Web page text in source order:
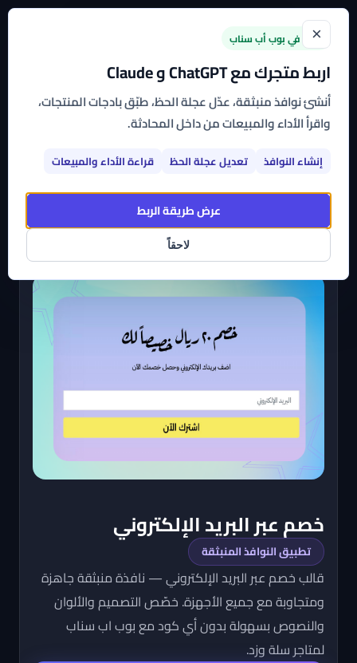
×
جديد في بوب أب سناب
اربط متجرك مع ChatGPT و Claude
أنشئ نوافذ منبثقة، عدّل عجلة الحظ، طبّق بادجات المنتجات،
واقرأ الأداء والمبيعات من داخل المحادثة.
إنشاء النوافذ تعديل عجلة الحظ قراءة الأداء والمبيعات
عرض طريقة الربط
لاحقاً
الرئيسية ← القوالب ← خصم عبر البريد الإلكتروني
خصم عبر البريد الإلكتروني
اشترك بأي تطبيق من تطبيقات بوب أب سناب وتمتع بباقة
متنوعة من القوالب الجاهزة، عالية التخصيص، التي
يمكنك البدء في استخدامها على متجرك الآن
خصم عبر البريد الإلكتروني
تطبيق النوافذ المنبثقة
قالب خصم عبر البريد الإلكتروني — نافذة منبثقة جاهزة
ومتجاوبة مع جميع الأجهزة. خصّص التصميم والألوان
والنصوص بسهولة بدون أي كود مع بوب اب سناب
لمتاجر سلة وزد.